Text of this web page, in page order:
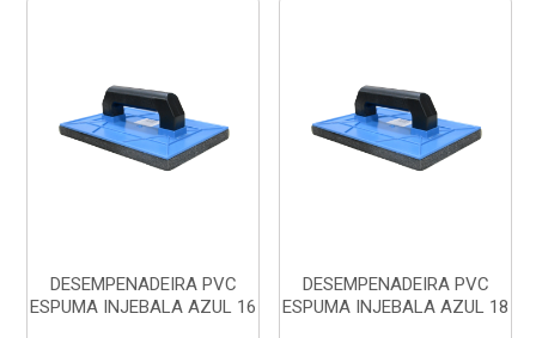
DESEMPENADEIRA PVC
ESPUMA INJEBALA AZUL 16
DESEMPENADEIRA PVC
ESPUMA INJEBALA AZUL 18